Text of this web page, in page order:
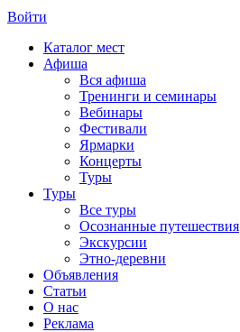
Войти
Каталог мест
Афиша
Вся афиша
Тренинги и семинары
Вебинары
Фестивали
Ярмарки
Концерты
Туры
Туры
Все туры
Осознанные путешествия
Экскурсии
Этно-деревни
Объявления
Статьи
О нас
Реклама